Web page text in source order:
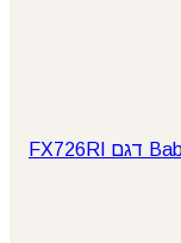
מכונת תספורת כולל פיניש Babyliss Pro דגם FX726RI